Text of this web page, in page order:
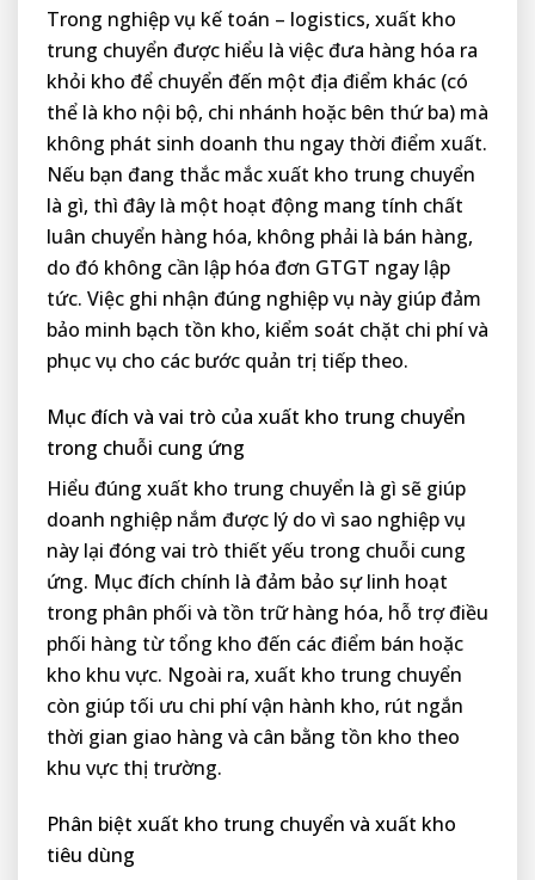
Trong nghiệp vụ kế toán – logistics, xuất kho
trung chuyển được hiểu là việc đưa hàng hóa ra
khỏi kho để chuyển đến một địa điểm khác (có
thể là kho nội bộ, chi nhánh hoặc bên thứ ba) mà
không phát sinh doanh thu ngay thời điểm xuất.
Nếu bạn đang thắc mắc xuất kho trung chuyển
là gì, thì đây là một hoạt động mang tính chất
luân chuyển hàng hóa, không phải là bán hàng,
do đó không cần lập hóa đơn GTGT ngay lập
tức. Việc ghi nhận đúng nghiệp vụ này giúp đảm
bảo minh bạch tồn kho, kiểm soát chặt chi phí và
phục vụ cho các bước quản trị tiếp theo.
Mục đích và vai trò của xuất kho trung chuyển
trong chuỗi cung ứng
Hiểu đúng xuất kho trung chuyển là gì sẽ giúp
doanh nghiệp nắm được lý do vì sao nghiệp vụ
này lại đóng vai trò thiết yếu trong chuỗi cung
ứng. Mục đích chính là đảm bảo sự linh hoạt
trong phân phối và tồn trữ hàng hóa, hỗ trợ điều
phối hàng từ tổng kho đến các điểm bán hoặc
kho khu vực. Ngoài ra, xuất kho trung chuyển
còn giúp tối ưu chi phí vận hành kho, rút ngắn
thời gian giao hàng và cân bằng tồn kho theo
khu vực thị trường.
Phân biệt xuất kho trung chuyển và xuất kho
tiêu dùng